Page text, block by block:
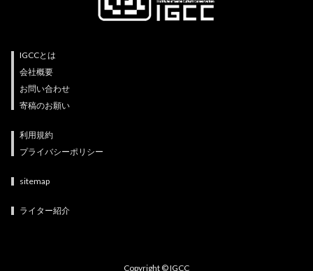
IGCCとは
会社概要
お問い合わせ
寄稿のお願い
利用規約
プライバシーポリシー
sitemap
ライター紹介
Copyright © IGCC